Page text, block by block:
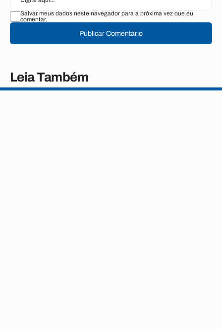
Salvar meus dados neste navegador para a próxima vez que eu
comentar.
Publicar Comentário
Leia Também